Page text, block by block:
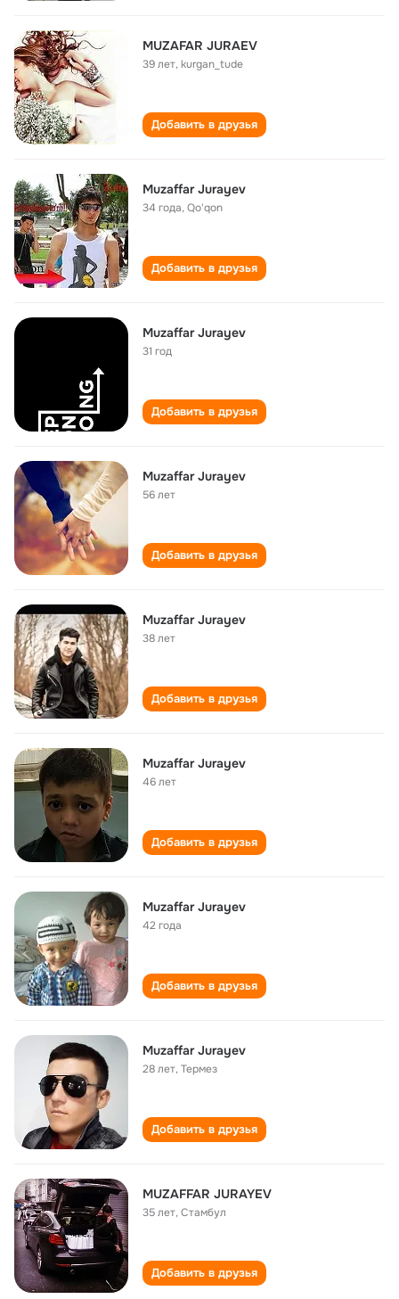
MUZAFAR JURAEV
39 лет,kurgan_tude
Добавить в друзья
Muzaffar Jurayev
34 года,Qo'qon
Добавить в друзья
Muzaffar Jurayev
31 год
Добавить в друзья
Muzaffar Jurayev
56 лет
Добавить в друзья
Muzaffar Jurayev
38 лет
Добавить в друзья
Muzaffar Jurayev
46 лет
Добавить в друзья
Muzaffar Jurayev
42 года
Добавить в друзья
Muzaffar Jurayev
28 лет,Термез
Добавить в друзья
MUZAFFAR JURAYEV
35 лет,Стамбул
Добавить в друзья